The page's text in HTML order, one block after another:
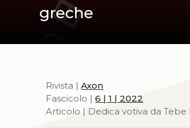
greche
Rivista |Axon
Fascicolo |6 | 1 | 2022
Articolo | Dedica votiva da Tebe